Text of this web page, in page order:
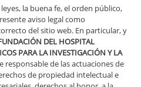
la buena fe, el orden público,
aviso legal como
del sitio web. En particular, y
DEL HOSPITAL
PARA LA INVESTIGACIÓN Y LA
responsable de las actuaciones de
de propiedad intelectual e